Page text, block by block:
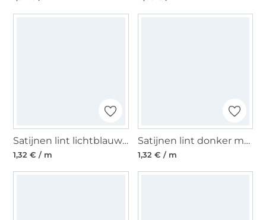
Satijnen lint lichtblauw (25 mm)
1,32 € / m
Satijnen lint donker marineblauw (25 mm)
1,32 € / m